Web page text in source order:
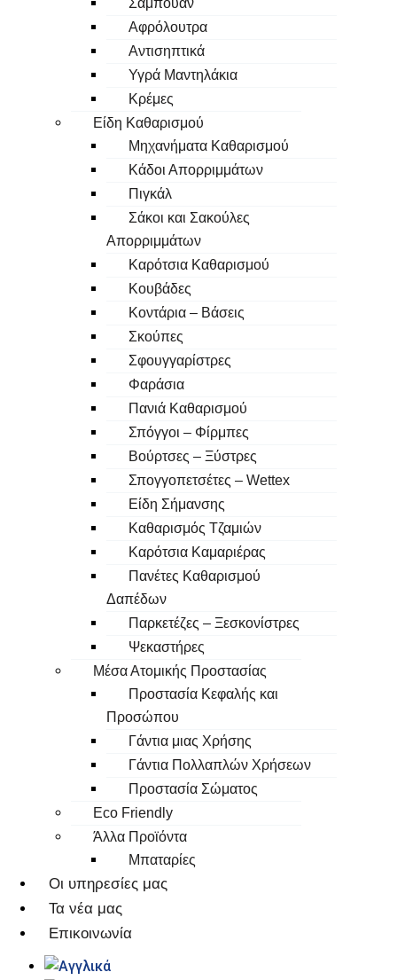
Αφρόλουτρα
Αντισηπτικά
Υγρά Μαντηλάκια
Κρέμες
Είδη Καθαρισμού
Μηχανήματα Καθαρισμού
Κάδοι Απορριμμάτων
Πιγκάλ
Σάκοι και Σακούλες
Απορριμμάτων
Καρότσια Καθαρισμού
Κουβάδες
Κοντάρια – Βάσεις
Σκούπες
Σφουγγαρίστρες
Φαράσια
Πανιά Καθαρισμού
Σπόγγοι – Φίρμπες
Βούρτσες – Ξύστρες
Σπογγοπετσέτες – Wettex
Είδη Σήμανσης
Καθαρισμός Τζαμιών
Καρότσια Καμαριέρας
Πανέτες Καθαρισμού
Δαπέδων
Παρκετέζες – Ξεσκονίστρες
Ψεκαστήρες
Μέσα Ατομικής Προστασίας
Προστασία Κεφαλής και
Προσώπου
Γάντια μιας Χρήσης
Γάντια Πολλαπλών Χρήσεων
Προστασία Σώματος
Eco Friendly
Άλλα Προϊόντα
Μπαταρίες
Οι υπηρεσίες μας
Τα νέα μας
Επικοινωνία